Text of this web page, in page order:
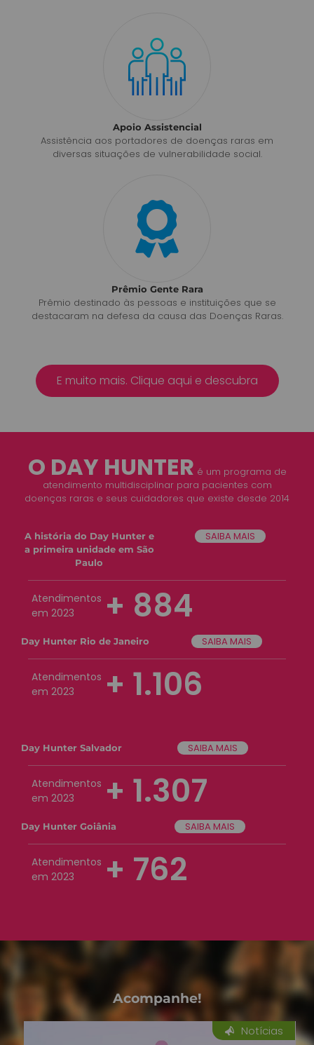
Apoio Assistencial
Assistência aos portadores de doenças raras em
diversas situações de vulnerabilidade social.
Prêmio Gente Rara
Prêmio destinado às pessoas e instituições que se
destacaram na defesa da causa das Doenças Raras.
E muito mais. Clique aqui e descubra
O DAY HUNTER é um programa de
atendimento multidisciplinar para pacientes com
doenças raras e seus cuidadores que existe desde 2014
A história do Day Hunter e
a primeira unidade em São
Paulo
SAIBA MAIS
Atendimentos
em 2023
+ 884
Day Hunter Rio de Janeiro SAIBA MAIS
Atendimentos
em 2023
+ 1.106
Day Hunter Salvador SAIBA MAIS
Atendimentos
em 2023
+ 1.307
Day Hunter Goiânia SAIBA MAIS
Atendimentos
em 2023
+ 762
Acompanhe!
Notícias